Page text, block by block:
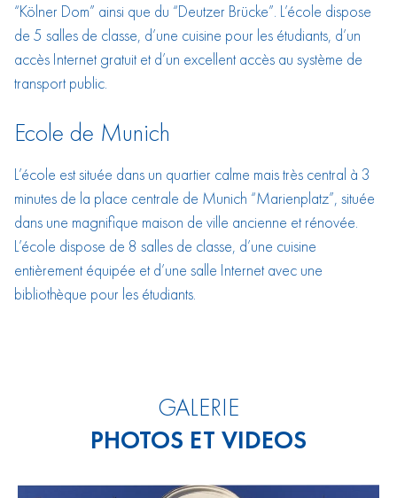
“Kölner Dom” ainsi que du “Deutzer Brücke”. L’école dispose
de 5 salles de classe, d’une cuisine pour les étudiants, d’un
accès Internet gratuit et d’un excellent accès au système de
transport public.
Ecole de Munich
L’école est située dans un quartier calme mais très central à 3
minutes de la place centrale de Munich “Marienplatz”, située
dans une magnifique maison de ville ancienne et rénovée.
L’école dispose de 8 salles de classe, d’une cuisine
entièrement équipée et d’une salle Internet avec une
bibliothèque pour les étudiants.
GALERIE
PHOTOS ET VIDEOS